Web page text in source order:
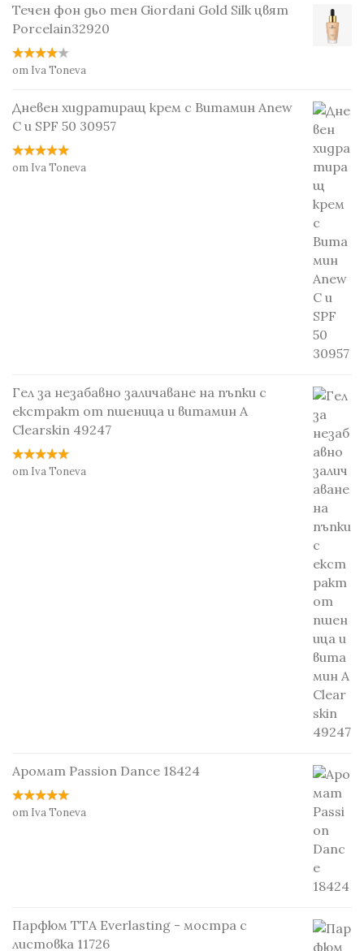
Течен фон дьо тен Giordani Gold Silk цвят
Porcelain32920
от Iva Toneva
Дневен хидратиращ крем с Витамин Anew
С и SPF 50 30957
от Iva Toneva
Гел за незабавно заличаване на пъпки с
екстракт от пшеница и витамин А
Clearskin 49247
от Iva Toneva
Аромат Passion Dance 18424
от Iva Toneva
Парфюм TTA Everlasting - мостра с
листовка 11726